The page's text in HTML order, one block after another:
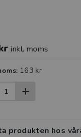
inkl. moms
163 kr
produkten hos